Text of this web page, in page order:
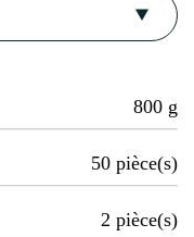
800 g
50 pièce(s)
2 pièce(s)